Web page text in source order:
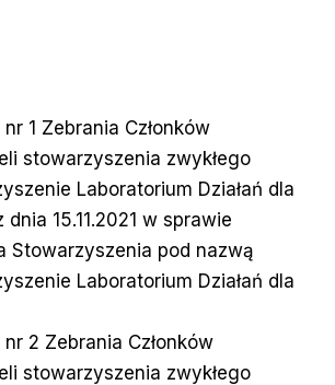
nr 1 Zebrania Członków
stowarzyszenia zwykłego
Laboratorium Działań dla
dnia 15.11.2021 w sprawie
Stowarzyszenia pod nazwą
Laboratorium Działań dla
nr 2 Zebrania Członków
stowarzyszenia zwykłego